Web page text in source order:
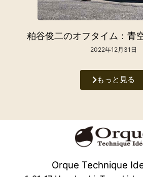
粕谷俊二のオフタイム：青
2022年12月31日
もっと見る
Orque Technique